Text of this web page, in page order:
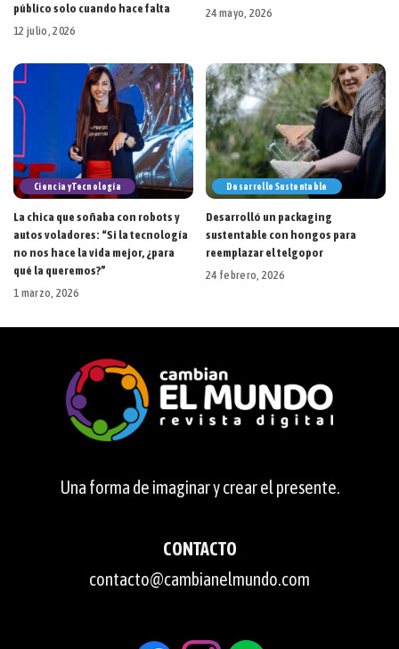
público solo cuando hace falta
12 julio, 2026
24 mayo, 2026
Ciencia y Tecnología
La chica que soñaba con robots y
autos voladores: “Si la tecnología
no nos hace la vida mejor, ¿para
qué la queremos?”
1 marzo, 2026
Desarrollo Sustentable
Desarrolló un packaging
sustentable con hongos para
reemplazar el telgopor
24 febrero, 2026
Una forma de imaginar y crear el presente.
CONTACTO
contacto@cambianelmundo.com